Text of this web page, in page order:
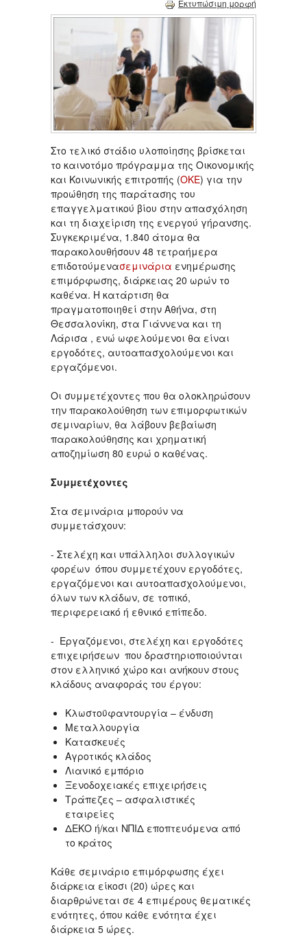
Εκτυπώσιμη μορφή
Στο τελικό στάδιο υλοποίησης βρίσκεται
το καινοτόμο πρόγραμμα της Οικονομικής
και Κοινωνικής επιτροπής (ΟΚΕ) για την
προώθηση της παράτασης του
επαγγελματικού βίου στην απασχόληση
και τη διαχείριση της ενεργού γήρανσης.
Συγκεκριμένα, 1.840 άτομα θα
παρακολουθήσουν 48 τετραήμερα
επιδοτούμενασεμινάρια ενημέρωσης
επιμόρφωσης, διάρκειας 20 ωρών το
καθένα. Η κατάρτιση θα
πραγματοποιηθεί στην Αθήνα, στη
Θεσσαλονίκη, στα Γιάννενα και τη
Λάρισα , ενώ ωφελούμενοι θα είναι
εργοδότες, αυτοαπασχολούμενοι και
εργαζόμενοι.
Οι συμμετέχοντες που θα ολοκληρώσουν
την παρακολούθηση των επιμορφωτικών
σεμιναρίων, θα λάβουν βεβαίωση
παρακολούθησης και χρηματική
αποζημίωση 80 ευρώ ο καθένας.
Συμμετέχοντες
Στα σεμινάρια μπορούν να
συμμετάσχουν:
- Στελέχη και υπάλληλοι συλλογικών
φορέων όπου συμμετέχουν εργοδότες,
εργαζόμενοι και αυτοαπασχολούμενοι,
όλων των κλάδων, σε τοπικό,
περιφερειακό ή εθνικό επίπεδο.
- Εργαζόμενοι, στελέχη και εργοδότες
επιχειρήσεων που δραστηριοποιούνται
στον ελληνικό χώρο και ανήκουν στους
κλάδους αναφοράς του έργου:
Κλωστοϋφαντουργία – ένδυση
Μεταλλουργία
Κατασκευές
Αγροτικός κλάδος
Λιανικό εμπόριο
Ξενοδοχειακές επιχειρήσεις
Τράπεζες – ασφαλιστικές
εταιρείες
ΔΕΚΟ ή/και ΝΠΙΔ εποπτευόμενα από
το κράτος
Κάθε σεμινάριο επιμόρφωσης έχει
διάρκεια είκοσι (20) ώρες και
διαρθρώνεται σε 4 επιμέρους θεματικές
ενότητες, όπου κάθε ενότητα έχει
διάρκεια 5 ώρες.